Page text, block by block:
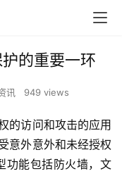
的重要一环
讯 949 views
的访问和攻击的应用
意外意外和未经授权
功能包括防火墙，文